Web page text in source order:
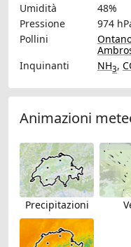
Umidità
48%
Pressione
974
Pollini
Inquinanti
NH3,
Animazioni
Precipitazioni